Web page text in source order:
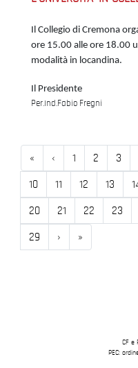
Il Collegio di Cremona
ore 15.00 alle ore 18.00
modalità in locandina.
Il Presidente
Per.Ind.Fabio Fregni
« Inizio‹ Precedente
1 2 3
10 11 12 13
20 21 22 23
29 › Successivo
»
CF e
PEC: